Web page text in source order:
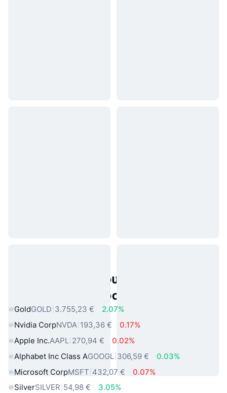
Δημοφιλή περιουσιακά στοιχεία
πραγματικού κόσμου
GoldGOLD 3.755,23 €
2.07%
Nvidia CorpNVDA 193,36 €
0.17%
Apple Inc.AAPL 270,94 €
0.02%
Alphabet Inc Class AGOOGL 306,59 €
0.03%
Microsoft CorpMSFT 432,07 €
0.07%
SilverSILVER 54,98 €
3.05%